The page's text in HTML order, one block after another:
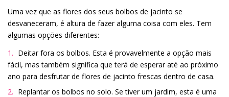
Uma vez que as flores dos seus bolbos de jacinto se
desvaneceram, é altura de fazer alguma coisa com eles. Tem
algumas opções diferentes:
Deitar fora os bolbos. Esta é provavelmente a opção mais
fácil, mas também significa que terá de esperar até ao próximo
ano para desfrutar de flores de jacinto frescas dentro de casa.
Replantar os bolbos no solo. Se tiver um jardim, esta é uma